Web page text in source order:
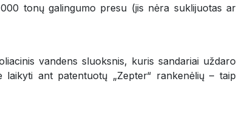
tonų galingumo presu (jis nėra suklijuotas ar
vandens sluoksnis, kuris sandariai uždaro
ant patentuotų „Zepter“ rankenėlių – taip